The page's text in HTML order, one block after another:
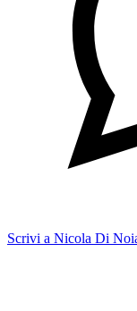
Scrivi a Nicola Di